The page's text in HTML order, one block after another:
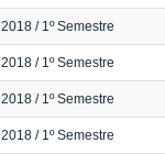
2018 / 1º Semestre
2018 / 1º Semestre
2018 / 1º Semestre
2018 / 1º Semestre